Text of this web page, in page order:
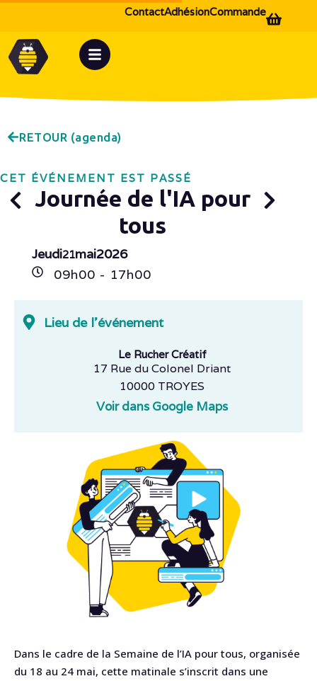
Commande
Adhésion
Contact
RETOUR (agenda)
CET ÉVÉNEMENT EST PASSÉ
Journée de l'IA pour
tous
Jeudi21mai2026
09h00 - 17h00
Lieu de l'événement
Le Rucher Créatif
17 Rue du Colonel Driant
10000 TROYES
Voir dans Google Maps
Dans le cadre de la Semaine de l’IA pour tous, organisée
du 18 au 24 mai, cette matinale s’inscrit dans une